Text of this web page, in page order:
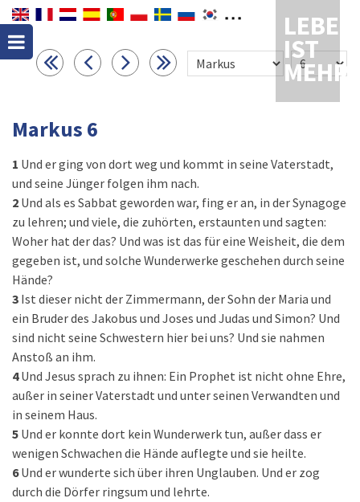
LEBEN
IST
MEHR
Markus 6
1 Und er ging von dort weg und kommt in seine Vaterstadt,
und seine Jünger folgen ihm nach.
2 Und als es Sabbat geworden war, fing er an, in der Synagoge
zu lehren; und viele, die zuhörten, erstaunten und sagten:
Woher hat der das? Und was ist das für eine Weisheit, die dem
gegeben ist, und solche Wunderwerke geschehen durch seine
Hände?
3 Ist dieser nicht der Zimmermann, der Sohn der Maria und
ein Bruder des Jakobus und Joses und Judas und Simon? Und
sind nicht seine Schwestern hier bei uns? Und sie nahmen
Anstoß an ihm.
4 Und Jesus sprach zu ihnen: Ein Prophet ist nicht ohne Ehre,
außer in seiner Vaterstadt und unter seinen Verwandten und
in seinem Haus.
5 Und er konnte dort kein Wunderwerk tun, außer dass er
wenigen Schwachen die Hände auflegte und sie heilte.
6 Und er wunderte sich über ihren Unglauben. Und er zog
durch die Dörfer ringsum und lehrte.